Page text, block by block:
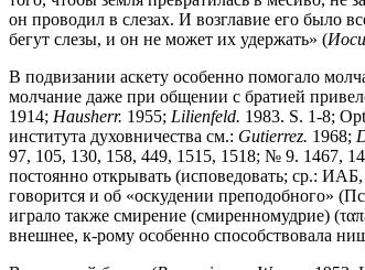
он проводил в слезах. И возглавие его было
бегут слезы, и он не может их удержать» (
В подвизании аскету особенно помогало
молчание даже при общении с братией
1914; Hausherr. 1955; Lilienfeld. 1983. S. 1-8;
института духовничества см.: Gutierrez. 1968;
97, 105, 130, 158, 449, 1515, 1518; № 9. 1467,
постоянно открывать (исповедовать; ср.:
говорится и об «оскудении преподобного»
играло также смирение (смиренномудрие)
внешнее, к-рому особенно способствовала